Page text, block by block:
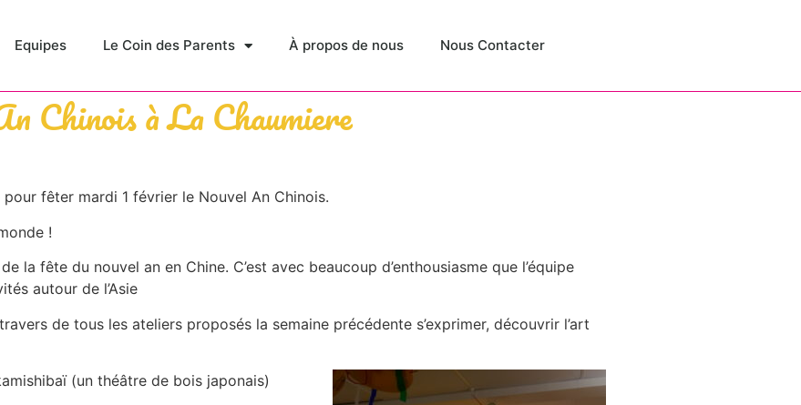
Equipes Le Coin des Parents À propos de nous Nous Contacter
Chinois à La Chaumiere
fêter mardi 1 février le Nouvel An Chinois.
!
fête du nouvel an en Chine. C’est avec beaucoup d’enthousiasme que l’équipe
autour de l’Asie
de tous les ateliers proposés la semaine précédente s’exprimer, découvrir l’art
(un théâtre de bois japonais)